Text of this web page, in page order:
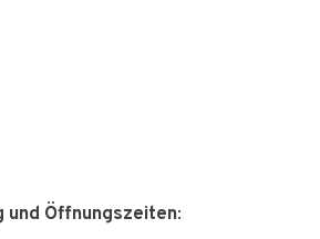
und Öffnungszeiten: